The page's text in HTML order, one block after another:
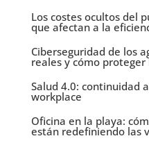
Los costes ocultos del
que afectan a la
Ciberseguridad de los
reales y cómo proteger
Salud 4.0: continuidad
workplace
Oficina en la playa:
están redefiniendo las